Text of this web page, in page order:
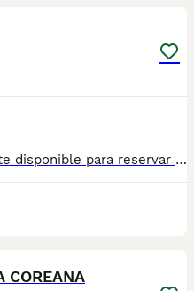
Preciosa Csnoche Toy chocolate disponible para reservar . Centro Canino Vallbonica es mucho más que un centro de cría , es una familia comprometida con el bienestar animal y la cria responsable, siendo Criadores directos, sin intermediarios, con más de 20 años de experiencia. Apostamos por la cría responsable y una cuidada selección por ello todos nuestros bebés nacen y se crían en nuestras instalaciones , asegurando así un correcto desarrollo y una magnífica socialización, consiguiendo en cada ejemplar un carácter juguetón y extrovertido algo primordial para su adaptación como un miembro más en tu familia . Se entregan con el carnet de vacunas con el plan correspondiente a su edad , desparasitados y microchip implantado y activado en registro de Anicom. Facilitamos junto al cachorro contrato de compra con garantías víricas de 15 días y congénitas de 1 año . Contamos con un gran equipo de profesionales entre los que se encuentran educadores, auxiliares y Veterinarios ofreciendo los controles sanitarios necesarios así como continua vigilancia asegurando su bienestar . Hacemos envíos a toda España con empresa de transporte privado, proporcionando un viaje confortable y ofreciendo las atenciones necesarias a nuestros bebés . Si estás interesado en alguno de nuestros ejemplares solicita información sin compromiso al 722269698 . También atendemos vía WhatsApp . PRECIO REAL ( incluye el IVA) .
COREANA